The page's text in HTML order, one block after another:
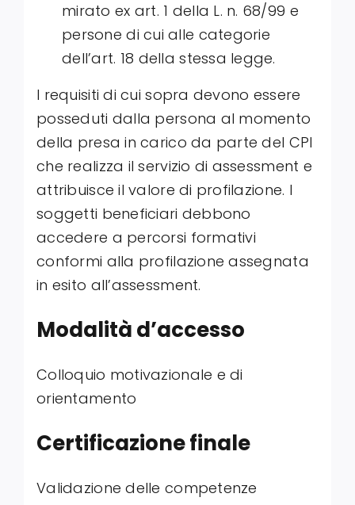
mirato ex art. 1 della L. n. 68/99 e
persone di cui alle categorie
dell’art. 18 della stessa legge.
I requisiti di cui sopra devono essere
posseduti dalla persona al momento
della presa in carico da parte del CPI
che realizza il servizio di assessment e
attribuisce il valore di profilazione. I
soggetti beneficiari debbono
accedere a percorsi formativi
conformi alla profilazione assegnata
in esito all’assessment.
Modalità d’accesso
Colloquio motivazionale e di
orientamento
Certificazione finale
Validazione delle competenze